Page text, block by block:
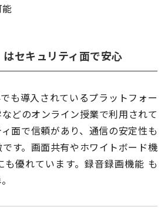
はセキュリティ面で安心
も導入されているプラットフォー
どのオンライン授業で利用されて
面で信頼があり、通信の安定性も
す。画面共有やホワイトボード機
も優れています。録音録画機能 も